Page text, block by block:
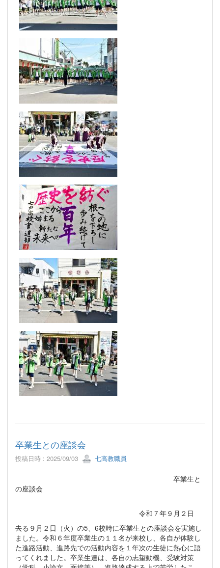
卒業生との座談会
投稿日時 : 2025/09/03 七高教職員
卒業生と
の座談会
令和７年９月２日
去る９月２日（火）の5、6校時に卒業生との座談会を実施し
ました。令和６年度卒業生の１１名が来校し、各自が体験し
た進路活動、進路先での活動内容を１年次の生徒に熱心に語
ってくれました。卒業生達は、各自の志望動機、受験対策